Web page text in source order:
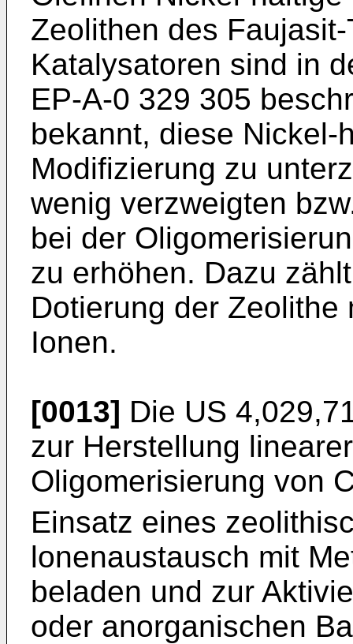
Zeolithen des
Katalysatoren sind in
EP-A-0 329 305
bekannt, diese Nickel-
Modifizierung zu
wenig verzweigten
bei der
zu erhöhen. Dazu
Dotierung der Zeolithe
Ionen.
[0013] Die US
zur Herstellung
Oligomerisierung von
Einsatz eines
lonenaustausch mit
beladen und zur
oder anorganischen